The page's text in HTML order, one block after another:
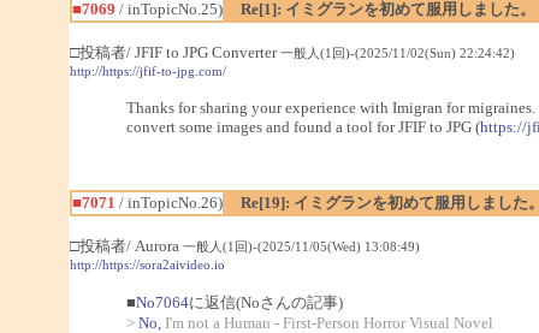
■7069 / inTopicNo.25) Re[1]: イミグランを初めて服用しました。
□投稿者/ JFIF to JPG Converter一般人(1回)-(2025/11/02(Sun) 22:24:42)
http://https://jfif-to-jpg.com/
Thanks for sharing your experience with Imigran for
convert some images and found a tool for JFIF to JPG (https://
■7071 / inTopicNo.26) Re[19]: イミグランを初めて服用しました
□投稿者/ Aurora 一般人(1回)-(2025/11/05(Wed) 13:08:49)
http://https://sora2aivideo.io
■No7064に返信(Noさんの記事)
> No, I'm not a Human - First-Person Horror Visual Novel